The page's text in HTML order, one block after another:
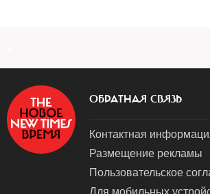
ОБРАТНАЯ СВЯЗЬ
Контактная
Размещение рекламы
Пользовательское
Для мобильных